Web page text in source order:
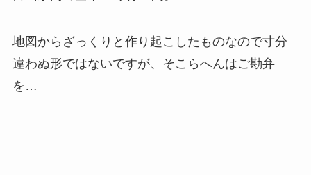
地図からざっくりと作り起こしたものなので寸分
違わぬ形ではないですが、そこらへんはご勘弁
を…